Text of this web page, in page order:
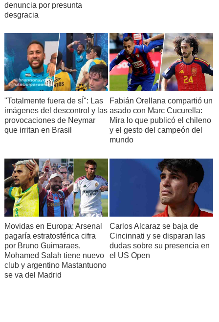
denuncia por presunta
desgracia
"Totalmente fuera de sÍ": Las
imágenes del descontrol y las
provocaciones de Neymar
que irritan en Brasil
Fabián Orellana compartió un
asado con Marc Cucurella:
Mira lo que publicó el chileno
y el gesto del campeón del
mundo
Movidas en Europa: Arsenal
pagaría estratosférica cifra
por Bruno Guimaraes,
Mohamed Salah tiene nuevo
club y argentino Mastantuono
se va del Madrid
Carlos Alcaraz se baja de
Cincinnati y se disparan las
dudas sobre su presencia en
el US Open